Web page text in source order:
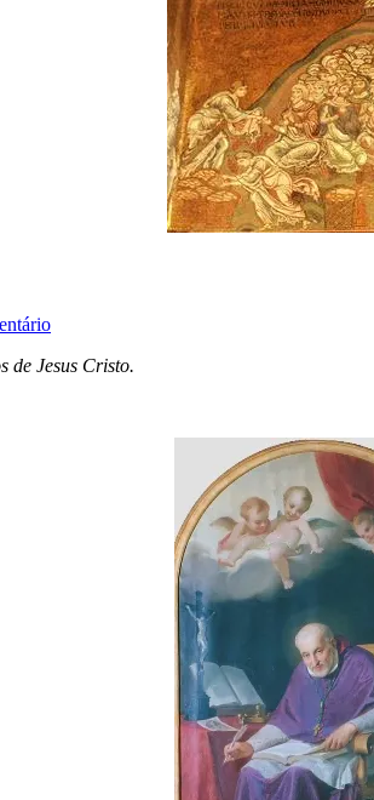
de Jesus Cristo.